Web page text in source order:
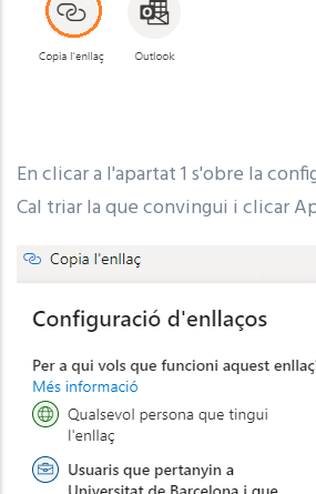
En clicar a l'apartat 1 s'obre la
Cal triar la que convingui i clicar